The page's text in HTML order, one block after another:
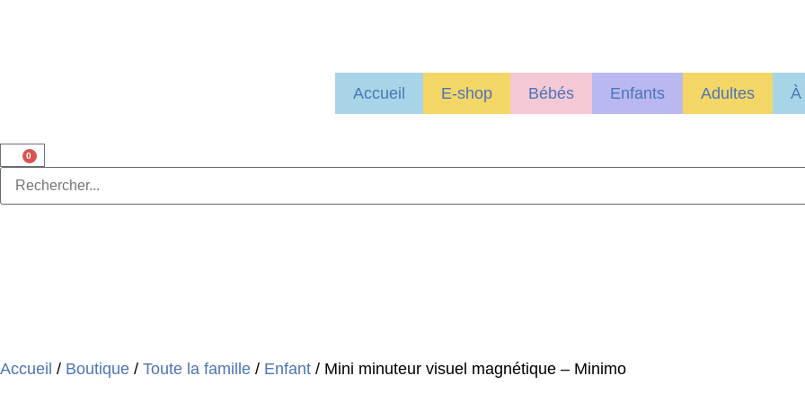
Accueil E-shop Bébés Enfants Adultes À
0
Accueil / Boutique / Toute la famille / Enfant / Mini minuteur visuel magnétique – Minimo